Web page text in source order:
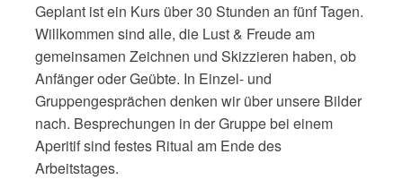
Geplant ist ein Kurs über 30 Stunden an fünf Tagen.
Willkommen sind alle, die Lust & Freude am
gemeinsamen Zeichnen und Skizzieren haben, ob
Anfänger oder Geübte. In Einzel- und
Gruppengesprächen denken wir über unsere Bilder
nach. Besprechungen in der Gruppe bei einem
Aperitif sind festes Ritual am Ende des
Arbeitstages.